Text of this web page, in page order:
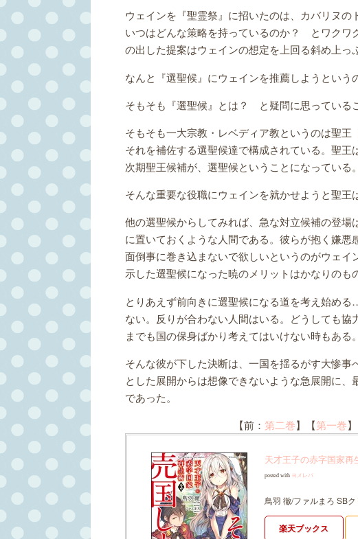
ウェインを『聖霊祭』に招いたのは、カバリヌの
いつはどんな策略を持っているのか？ とワクワ
の出した提案はウェインの想定を上回る斜め上っ
なんと『選聖候』にウェインを推薦しようという
そもそも『選聖候』とは？ と疑問に思っている
そもそも一大宗教・レベディア教というのは聖王
それを補佐する選聖候達で構成されている。聖
次期聖王候補が、選聖候ということになっている。
そんな重要な役職にウェインを就かせようと聖王
他の選聖候からしてみれば、急な対立候補の登
に置いておくような人間である。彼らが抱く嫌
面倒事に巻き込まないで欲しいというのがウェ
示した選聖候になった暁のメリットはかなりのも
とりあえず前向きに選聖候になる道を考え始め
ない。反りが合わない人間はいる。どうしても
までも国の保身ばかり考えてはいけない時もある。
そんな彼が下した決断は、一国を揺るがす大惨事
とした展開からは想像できないような急展開に
であった。
【前： 第二巻】【第一巻
天才王子の赤字国家
posted with ヨメレバ
鳥羽 徹/ファルまろ SB
楽天ブックス